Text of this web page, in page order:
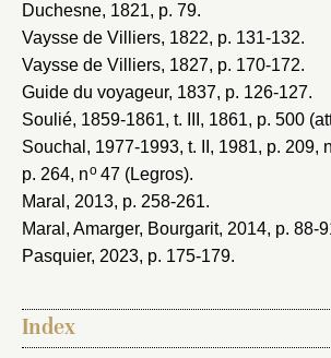
Duchesne, 1821, p. 79.
Vaysse de Villiers, 1822, p. 131-132.
Vaysse de Villiers, 1827, p. 170-172.
Guide du voyageur, 1837, p. 126-127.
Soulié, 1859-1861, t. III, 1861, p. 500
Souchal, 1977-1993, t. II, 1981, p. 209, n
p. 264, no47 (Legros).
Maral, 2013, p. 258-261.
Maral, Amarger, Bourgarit, 2014, p. 88-
Pasquier, 2023, p. 175-179.
Index